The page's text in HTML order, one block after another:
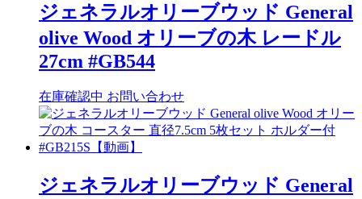
ジェネラルオリーブウッド General
olive Wood オリーブの木 レードル
27cm #GB544
在庫確認中 お問い合わせ
ジェネラルオリーブウッド General